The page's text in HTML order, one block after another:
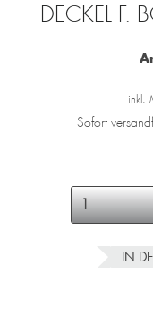
DECKEL F.
inkl.
Sofort
IN